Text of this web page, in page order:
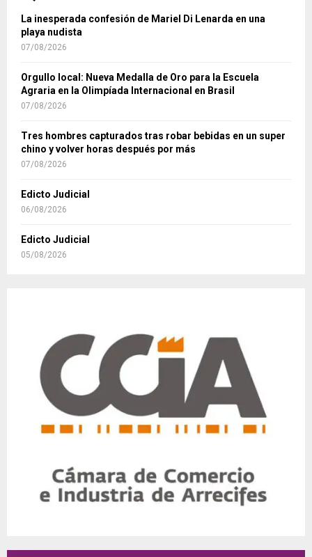
La inesperada confesión de Mariel Di Lenarda en una
playa nudista
07/08/2026
Orgullo local: Nueva Medalla de Oro para la Escuela
Agraria en la Olimpíada Internacional en Brasil
07/08/2026
Tres hombres capturados tras robar bebidas en un super
chino y volver horas después por más
07/08/2026
Edicto Judicial
06/08/2026
Edicto Judicial
05/08/2026